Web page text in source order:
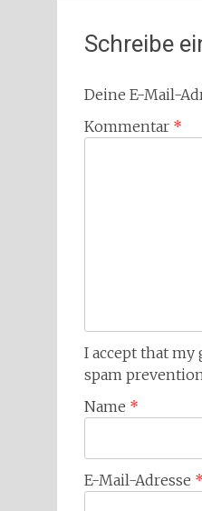
Schreibe
Deine E-Mail-
Kommentar *
I accept that my
spam
Name *
E-Mail-Adresse *